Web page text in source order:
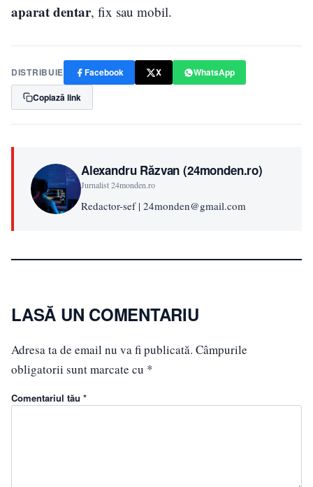
aparat dentar, fix sau mobil.
DISTRIBUIE Facebook X
WhatsApp
Copiază link
Alexandru Răzvan (24monden.ro)
Jurnalist 24monden.ro
Redactor-sef | 24monden@gmail.com
LASĂ UN COMENTARIU
Adresa ta de email nu va fi publicată. Câmpurile
obligatorii sunt marcate cu *
Comentariul tău *